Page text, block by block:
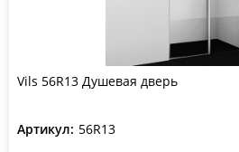
Vils 56R13 Душевая дверь
Артикул: 56R13